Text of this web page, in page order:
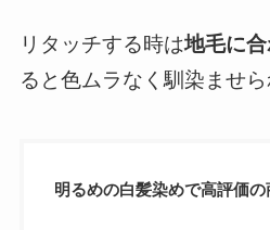
リタッチする時は地毛に
ると色ムラなく馴染ませら
明るめの白髪染めで高評価の